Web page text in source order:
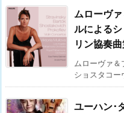
ムローヴ
ルによる
リン協奏
ムローヴァ
ショスタコー
ユーハン･